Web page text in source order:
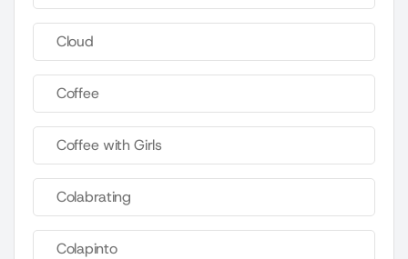
Cloud
Coffee
Coffee with Girls
Colabrating
Colapinto